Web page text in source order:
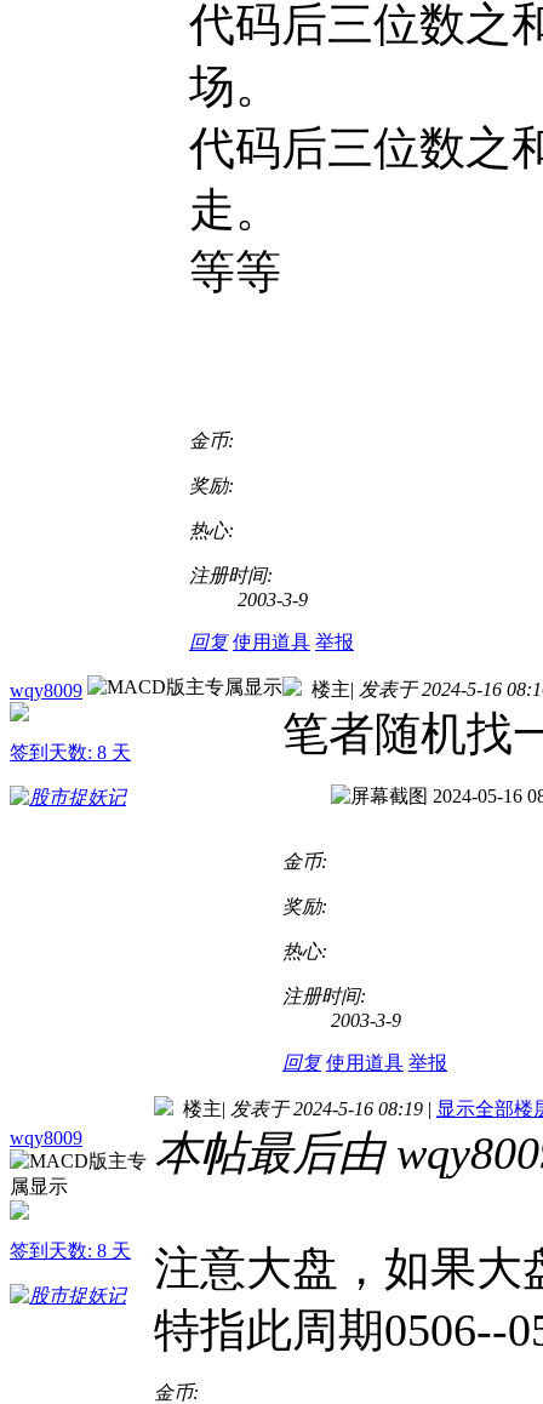
代码后三位数之
场。
代码后三位数之
走。
等等
金币:
奖励:
热心:
注册时间:
2003-3-9
回复 使用道具 举报
wqy8009
签到天数: 8 天
楼主| 发表于 2024-5-16
笔者随机找
金币:
奖励:
热心:
注册时间:
2003-3-9
回复 使用道具 举报
wqy8009
签到天数: 8 天
楼主| 发表于 2024-5-16 08:19 | 显示全部楼
本帖最后由
注意大盘，如果大
特指此周期0506--
金币: